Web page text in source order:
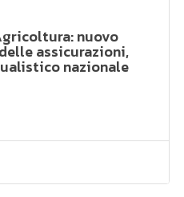
nuovo
assicurazioni,
nazionale